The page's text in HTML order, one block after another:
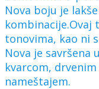
Nova boju je
kombinacije.Ovaj
tonovima, kao ni
Nova je savršena
kvarcom,
nameštajem.